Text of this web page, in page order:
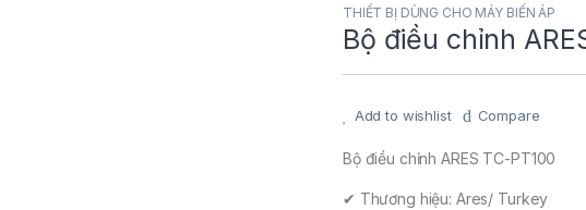
THIẾT BỊ DÙNG CHO MÁY BIẾN ÁP
Bộ điều chỉnh
Add to wishlist Compare
Bộ điều chỉnh ARES TC-PT100
✔ Thương hiệu: Ares/ Turkey